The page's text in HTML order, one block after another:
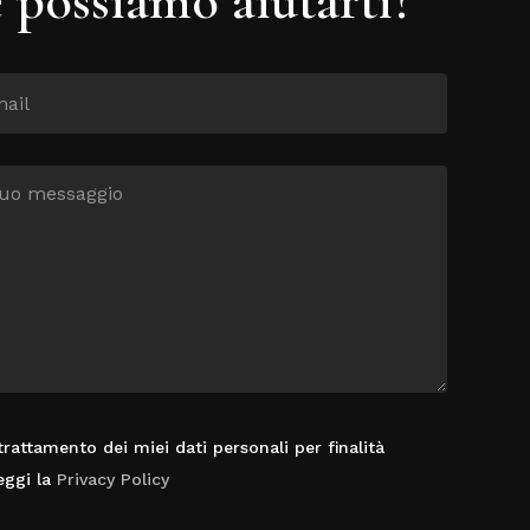
dei miei dati personali per finalità
la Privacy Policy